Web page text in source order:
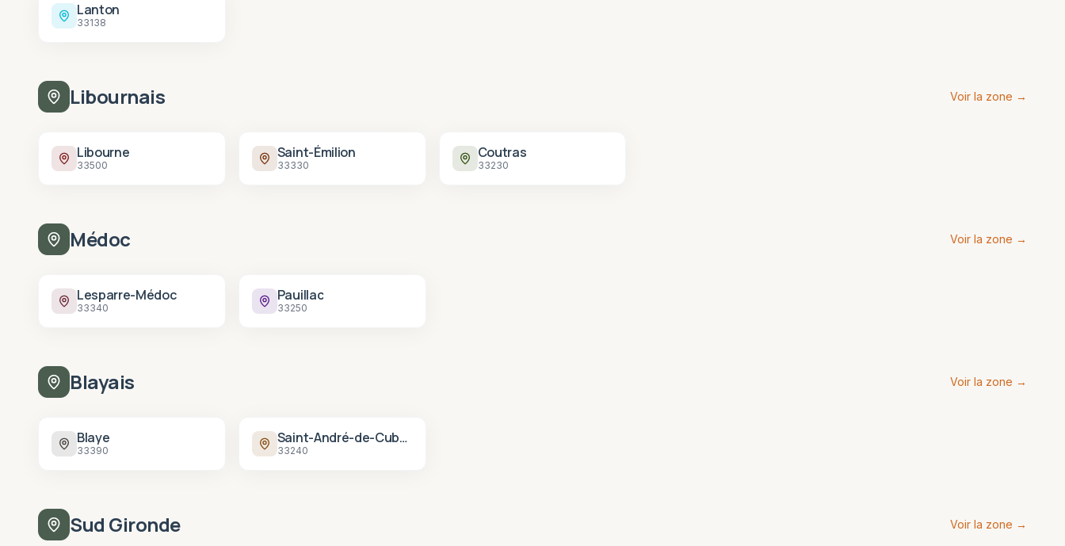
Lanton
33138
Libournais Voir la zone →
Libourne
33500
Saint-Émilion
33330
Coutras
33230
Médoc Voir la zone →
Lesparre-Médoc
33340
Pauillac
33250
Blayais Voir la zone →
Blaye
33390
Saint-André-de-Cubzac
33240
Sud Gironde Voir la zone →